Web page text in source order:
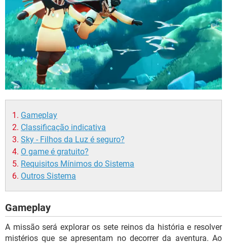
Gameplay
Classificação indicativa
Sky - Filhos da Luz é seguro?
O game é gratuito?
Requisitos Mínimos do Sistema
Outros Sistema
Gameplay
A missão será explorar os sete reinos da história e resolver
mistérios que se apresentam no decorrer da aventura. Ao